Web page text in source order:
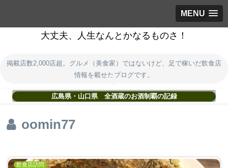
MENU
大丈夫、人生なんとかなるものさ！
掲載店数2,000店超。グルメ（美食家）ではないけど、足で稼いだ飲食店
情報を載せたブログです。
広島県・山口県 全酒蔵のお酒制覇の記録
oomin77
飲食店訪問